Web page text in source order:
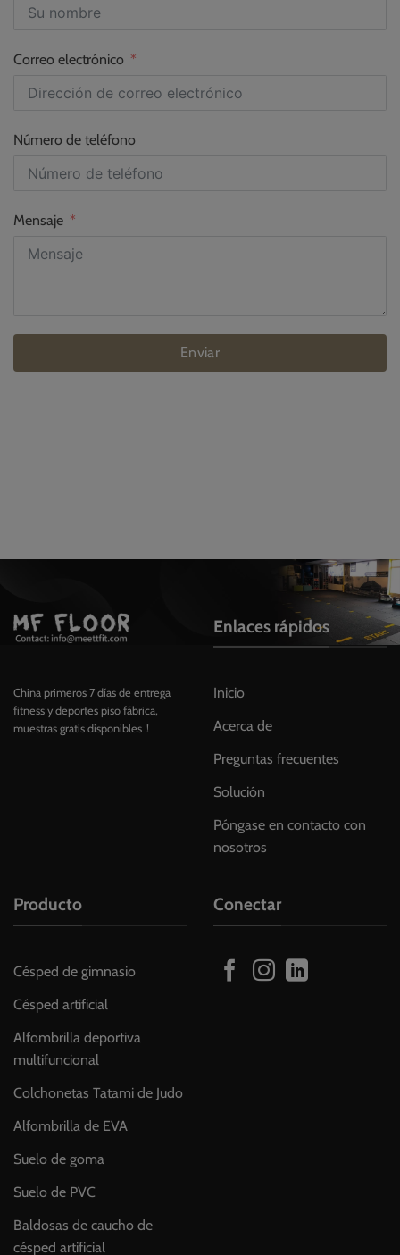
Correo electrónico
Número de teléfono
Mensaje
Enviar
China primeros 7 días de entrega
fitness y deportes piso fábrica,
muestras gratis disponibles！
Enlaces rápidos
Inicio
Acerca de
Preguntas frecuentes
Solución
Póngase en contacto con
nosotros
Producto
Césped de gimnasio
Césped artificial
Alfombrilla deportiva
multifuncional
Colchonetas Tatami de Judo
Alfombrilla de EVA
Suelo de goma
Suelo de PVC
Baldosas de caucho de
césped artificial
Conectar